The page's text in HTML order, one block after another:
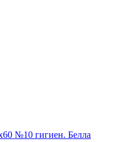
№10 гигиен. Белла